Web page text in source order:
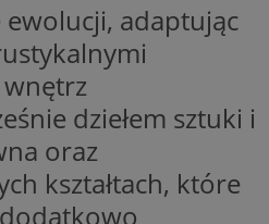
adaptując
dziełem sztuki i
oraz
kształtach, które